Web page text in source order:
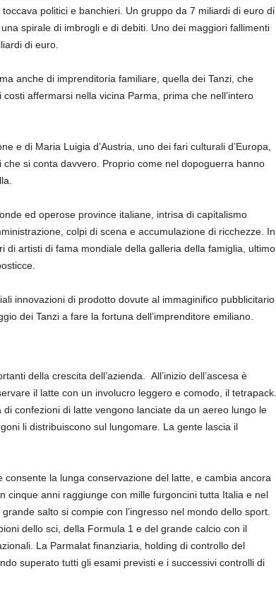
politici e banchieri. Un gruppo da 7 miliardi di euro di
spirale di imbrogli e di debiti. Uno dei maggiori fallimenti
di euro.
anche di imprenditoria familiare, quella dei Tanzi, che
affermarsi nella vicina Parma, prima che nell’intero
e di Maria Luigia d’Austria, uno dei fari culturali d’Europa,
che si conta davvero. Proprio come nel dopoguerra hanno
ed operose province italiane, intrisa di capitalismo
colpi di scena e accumulazione di ricchezze. In
di artisti di fama mondiale della galleria della famiglia, ultimo
innovazioni di prodotto dovute al immaginifico pubblicitario
dei Tanzi a fare la fortuna dell’imprenditore emiliano.
della crescita dell’azienda. All’inizio dell’ascesa è
il latte con un involucro leggero e comodo, il tetrapack.
confezioni di latte vengono lanciate da un aereo lungo le
li distribuiscono sul lungomare. La gente lascia il
consente la lunga conservazione del latte, e cambia ancora
cinque anni raggiunge con mille furgoncini tutta Italia e nel
salto si compie con l’ingresso nel mondo dello sport.
dello sci, della Formula 1 e del grande calcio con il
La Parmalat finanziaria, holding di controllo del
superato tutti gli esami previsti e i successivi controlli di